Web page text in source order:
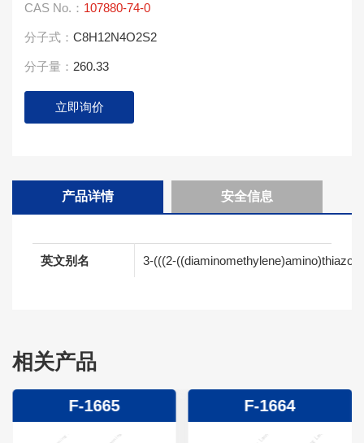
CAS No.： 107880-74-0
分子式： C8H12N4O2S2
分子量： 260.33
立即询价
产品详情 安全信息
英文别名 3-(((2-
相关产品
F-1665 F-1664